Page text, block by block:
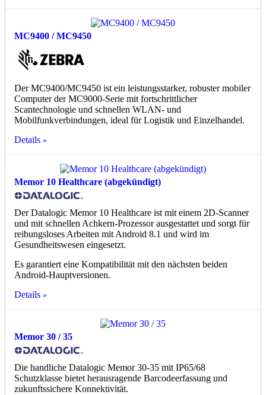
MC9400 / MC9450
Der MC9400/MC9450 ist ein leistungsstarker, robuster mobiler
Computer der MC9000-Serie mit fortschrittlicher
Scantechnologie und schnellen WLAN- und
Mobilfunkverbindungen, ideal für Logistik und Einzelhandel.
Details
Memor 10 Healthcare (abgekündigt)
Der Datalogic Memor 10 Healthcare ist mit einem 2D-Scanner
und mit schnellen Achkern-Prozessor ausgestattet und sorgt für
reibungsloses Arbeiten mit Android 8.1 und wird im
Gesundheitswesen eingesetzt.
Es garantiert eine Kompatibilität mit den nächsten beiden
Android-Hauptversionen.
Details
Memor 30 / 35
Die handliche Datalogic Memor 30-35 mit IP65/68
Schutzklasse bietet herausragende Barcodeerfassung und
zukunftssichere Konnektivität.